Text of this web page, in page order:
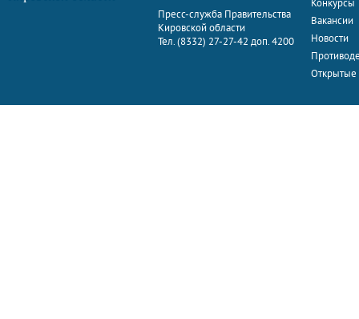
Пресс-служба Правительства
Кировской области
Тел. (8332) 27-27-42 доп. 4200
Конкурсы
Вакансии
Новости